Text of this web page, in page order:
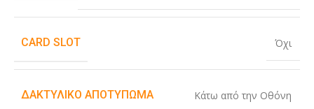
CARD SLOT Όχι
ΔΑΚΤΥΛΙΚΌ ΑΠΟΤΎΠΩΜΑ Κάτω από την Οθόνη